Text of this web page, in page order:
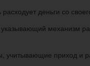
деньги со
указывающий механизм
учитывающие приход и